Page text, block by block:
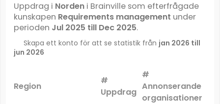
Uppdrag i Nordeni Brainville som efterfrågade
kunskapen Requirements management under
perioden Jul 2025 till Dec 2025.
Skapa ett konto för att se statistik från jan 2026 till
jun 2026
Region
#
Uppdrag
#
Annonserande
organisationer